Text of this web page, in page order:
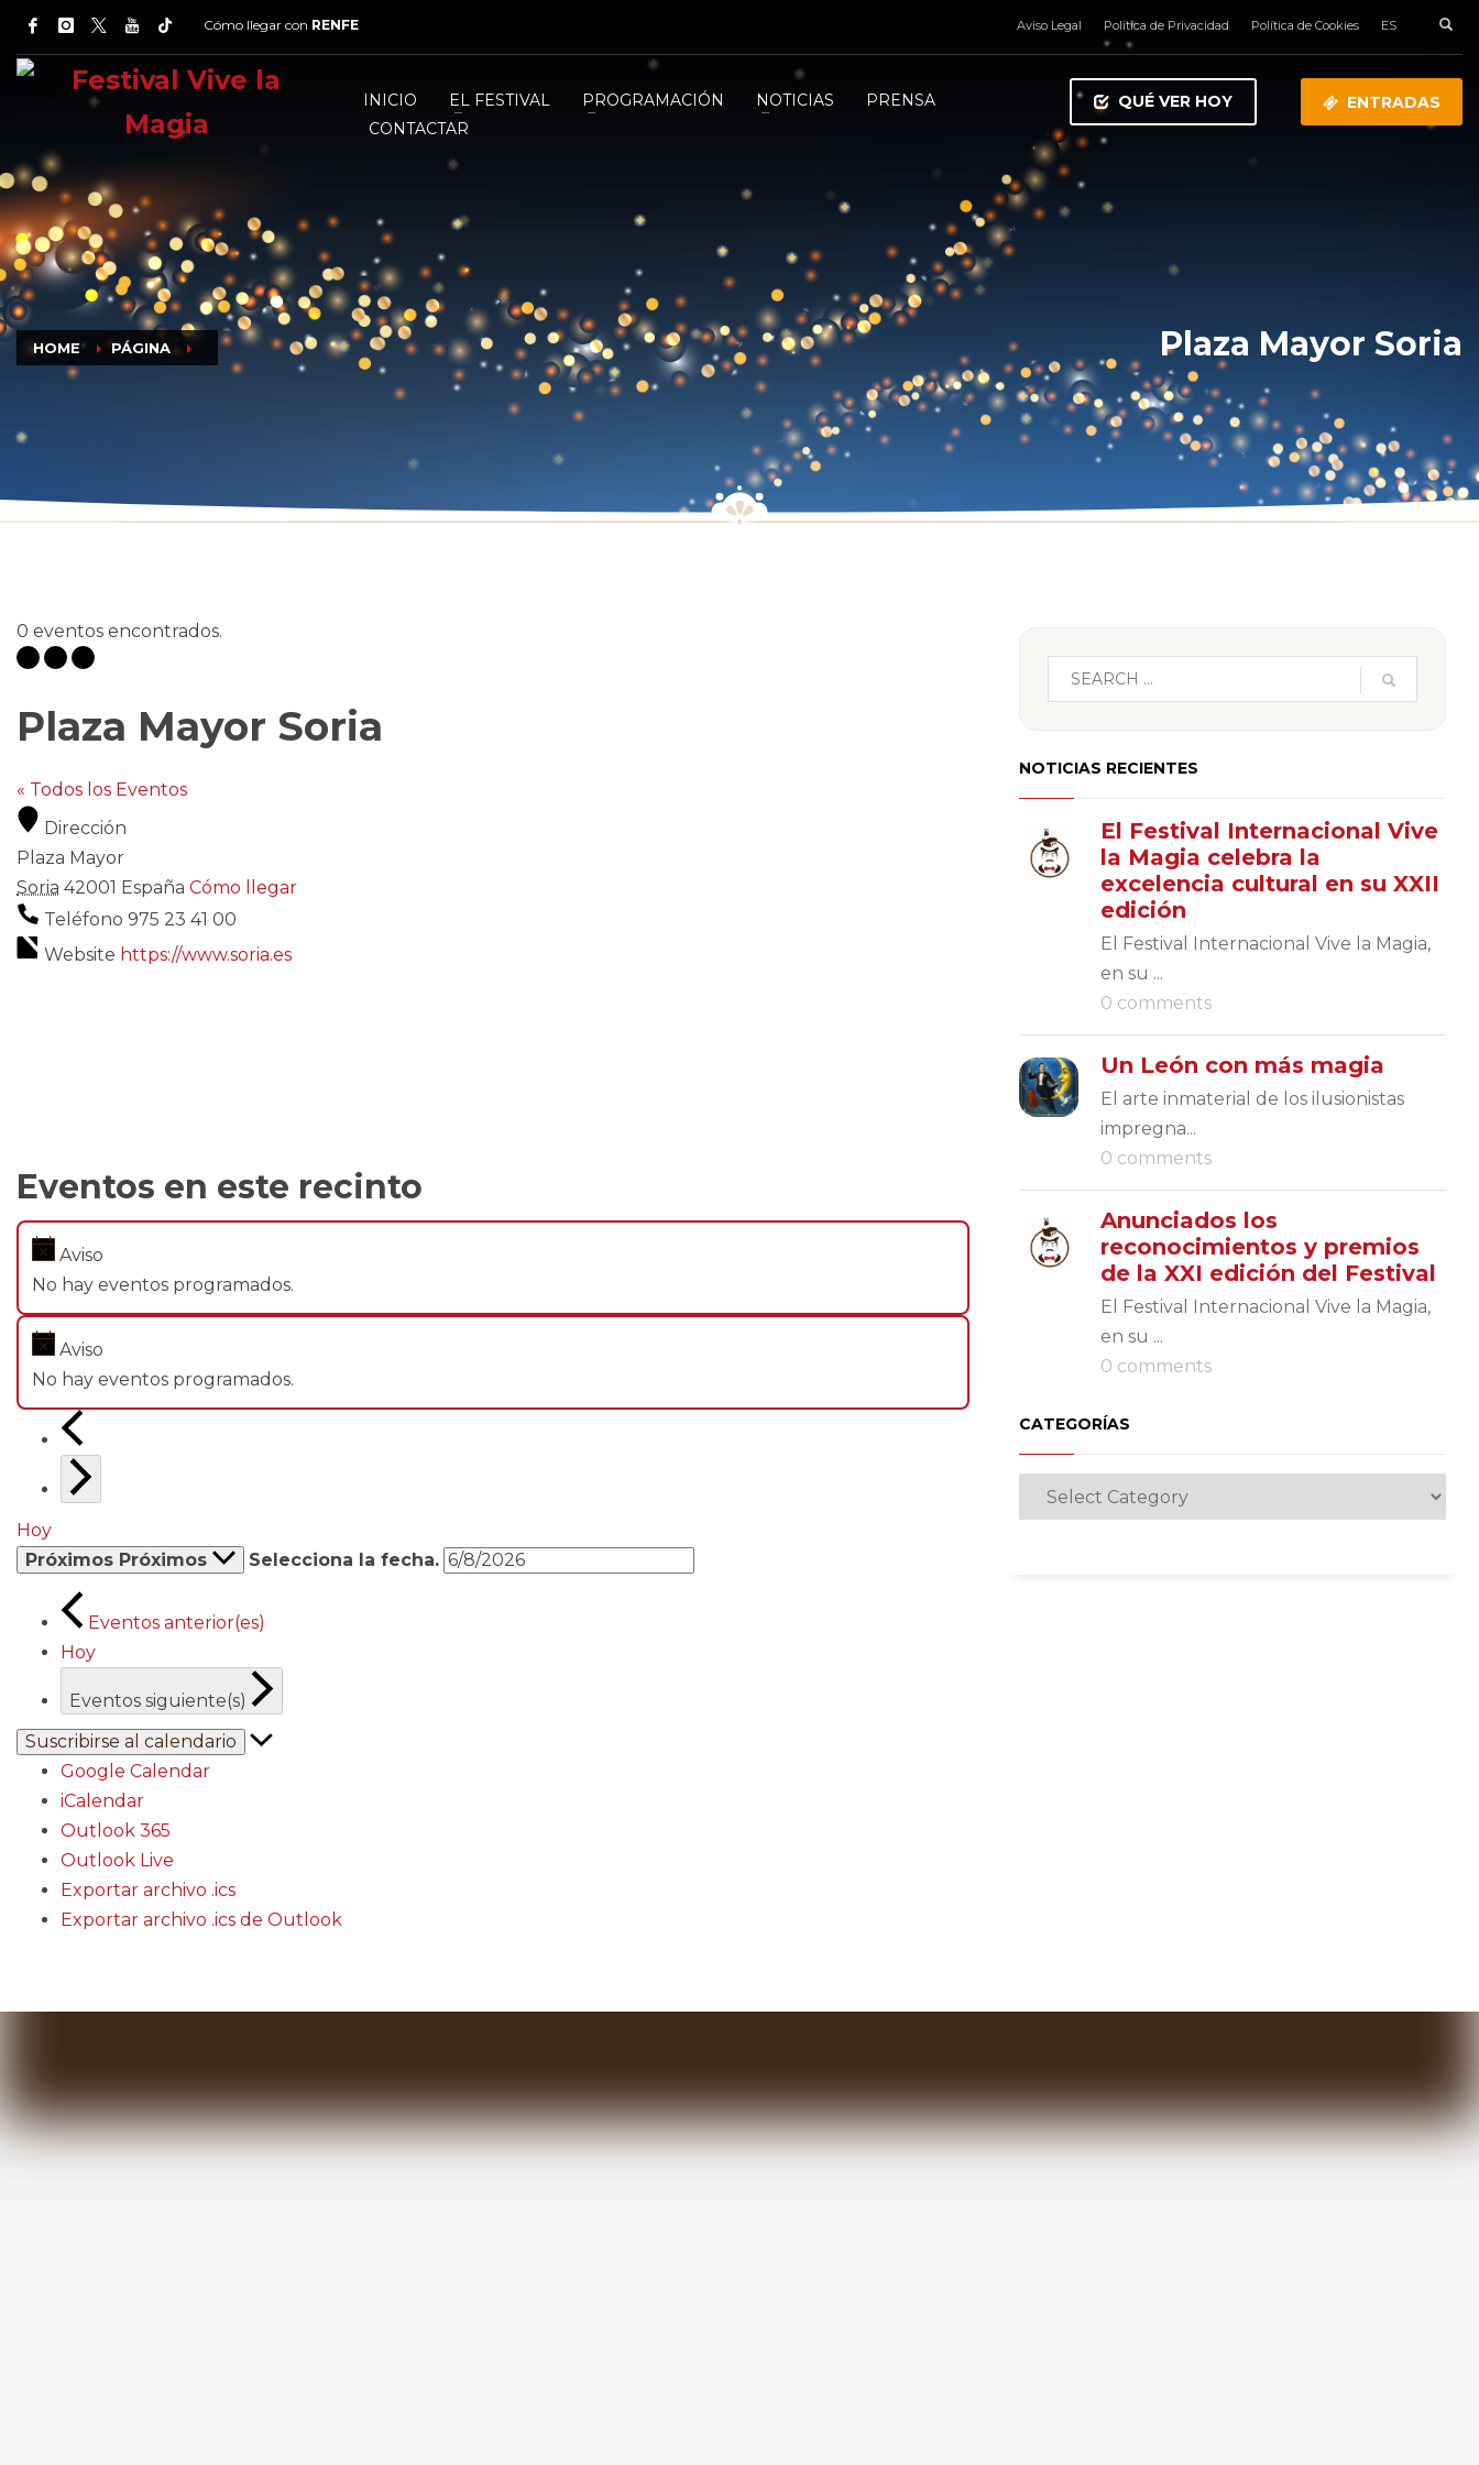
Cómo llegar con RENFE Aviso Legal Política de Privacidad Política de Cookies ES
INICIO EL FESTIVAL PROGRAMACIÓN NOTICIAS
PRENSA
CONTACTAR
QUÉ VER HOY ENTRADAS
HOME PÁGINA Plaza Mayor Soria
0 eventos encontrados.
Plaza Mayor Soria
« Todos los Eventos
Dirección
Plaza Mayor
Soria 42001 España Cómo llegar
Teléfono 975 23 41 00
Website https://www.soria.es
Eventos en este recinto
Aviso
No hay eventos programados.
Aviso
No hay eventos programados.
Hoy
Próximos Próximos Selecciona la fecha.
Eventos anterior(es)
Hoy
Eventos siguiente(s)
Suscribirse al calendario
Google Calendar
iCalendar
Outlook 365
Outlook Live
Exportar archivo .ics
Exportar archivo .ics de Outlook
NOTICIAS RECIENTES
El Festival Internacional Vive
la Magia celebra la
excelencia cultural en su XXII
edición
El Festival Internacional Vive la Magia,
en su ...
0 comments
Un León con más magia
El arte inmaterial de los ilusionistas
impregna...
0 comments
Anunciados los
reconocimientos y premios
de la XXI edición del Festival
El Festival Internacional Vive la Magia,
en su ...
0 comments
CATEGORÍAS